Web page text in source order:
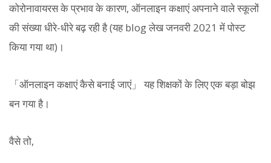
कोरोनावायरस के प्रभाव के कारण, ऑनलाइन कक्षाएं अपनाने वाले स्कूलों
की संख्या धीरे-धीरे बढ़ रही है (यह blog लेख जनवरी 2021 में पोस्ट
किया गया था)।
「ऑनलाइन कक्षाएं कैसे बनाई जाएं」 यह शिक्षकों के लिए एक बड़ा बोझ
बन गया है।
वैसे तो,